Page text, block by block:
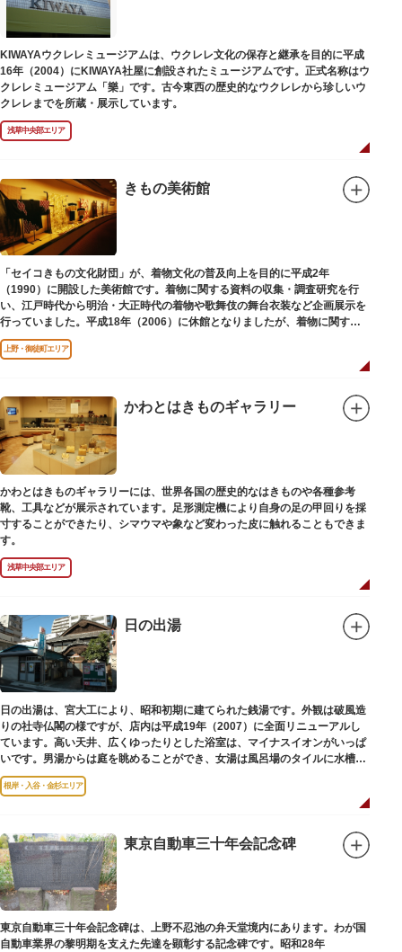
【Twitter】https://twitter.com/onoterupr
KIWAYAウクレレミュージアムは、ウクレレ文化の保存と継承を目的に平成
16年（2004）にKIWAYA社屋に創設されたミュージアムです。正式名称はウ
クレレミュージアム「樂」です。古今東西の歴史的なウクレレから珍しいウ
クレレまでを所蔵・展示しています。
浅草中央部エリア
きもの美術館
「セイコきもの文化財団」が、着物文化の普及向上を目的に平成2年
（1990）に開設した美術館です。着物に関する資料の収集・調査研究を行
い、江戸時代から明治・大正時代の着物や歌舞伎の舞台衣装など企画展示を
行っていました。平成18年（2006）に休館となりましたが、着物に関する
調査研究等は引き続き本財団で行っています。
平成18年（2006）に休館
上野・御徒町エリア
かわとはきものギャラリー
かわとはきものギャラリーには、世界各国の歴史的なはきものや各種参考
靴、工具などが展示されています。足形測定機により自身の足の甲回りを採
寸することができたり、シマウマや象など変わった皮に触れることもできま
す。
浅草中央部エリア
日の出湯
日の出湯は、宮大工により、昭和初期に建てられた銭湯です。外観は破風造
りの社寺仏閣の様ですが、店内は平成19年（2007）に全面リニューアルし
ています。高い天井、広くゆったりとした浴室は、マイナスイオンがいっぱ
いです。男湯からは庭を眺めることができ、女湯は風呂場のタイルに水槽が
はめ込まれ、可愛い金魚が泳いでいます。
根岸・入谷・金杉エリア
東京自動車三十年会記念碑
東京自動車三十年会記念碑は、上野不忍池の弁天堂境内にあります。わが国
自動車業界の黎明期を支えた先達を顕彰する記念碑です。昭和28年